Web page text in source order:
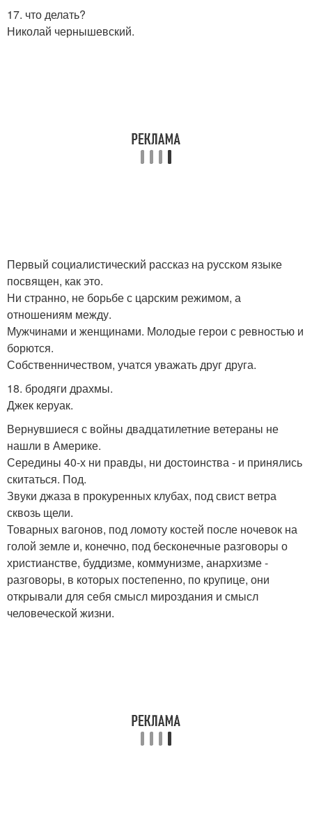
17. что делать?
Николай чернышевский.
Первый социалистический рассказ на русском языке
посвящен, как это.
Ни странно, не борьбе с царским режимом, а
отношениям между.
Мужчинами и женщинами. Молодые герои с ревностью и
борются.
Собственничеством, учатся уважать друг друга.
18. бродяги драхмы.
Джек керуак.
Вернувшиеся с войны двадцатилетние ветераны не
нашли в Америке.
Середины 40-х ни правды, ни достоинства - и принялись
скитаться. Под.
Звуки джаза в прокуренных клубах, под свист ветра
сквозь щели.
Товарных вагонов, под ломоту костей после ночевок на
голой земле и, конечно, под бесконечные разговоры о
христианстве, буддизме, коммунизме, анархизме -
разговоры, в которых постепенно, по крупице, они
открывали для себя смысл мироздания и смысл
человеческой жизни.